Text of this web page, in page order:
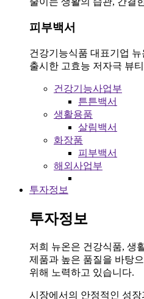
피부백서
건강기능식품 대표기업
출시한 고효능 저자극 뷰
건강기능사업부
튼튼백서
생활용품
살림백서
화장품
피부백서
해외사업부
투자정보
투자정보
저희 뉴온은 건강식품, 생
제품과 높은 품질을 바탕
위해 노력하고 있습니다.
시장에서의 안정적인 성